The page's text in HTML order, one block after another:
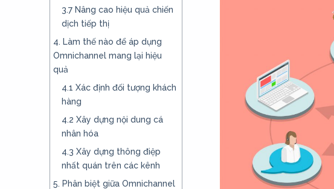
3.7 Nâng cao hiệu quả chiến
dịch tiếp thị
4. Làm thế nào để áp dụng
Omnichannel mang lại hiệu
quả
4.1 Xác định đối tượng khách
hàng
4.2 Xây dựng nội dung cá
nhân hóa
4.3 Xây dựng thông điệp
nhất quán trên các kênh
5. Phân biệt giữa Omnichannel